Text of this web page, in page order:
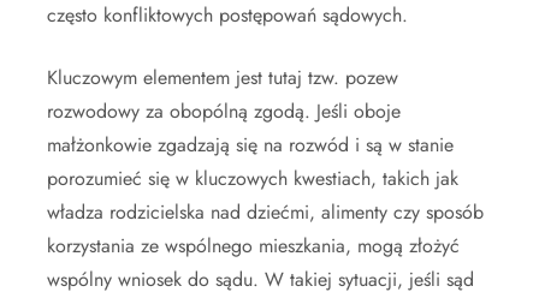
często konfliktowych postępowań sądowych.
Kluczowym elementem jest tutaj tzw. pozew
rozwodowy za obopólną zgodą. Jeśli oboje
małżonkowie zgadzają się na rozwód i są w stanie
porozumieć się w kluczowych kwestiach, takich jak
władza rodzicielska nad dziećmi, alimenty czy sposób
korzystania ze wspólnego mieszkania, mogą złożyć
wspólny wniosek do sądu. W takiej sytuacji, jeśli sąd